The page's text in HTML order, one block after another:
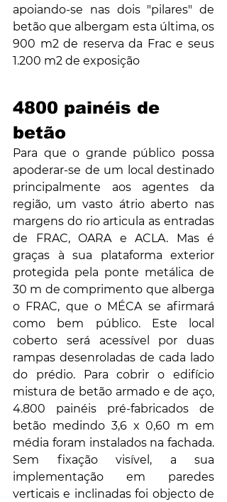
apoiando-se nas dois "pilares" de
betão que albergam esta última, os
900 m2 de reserva da Frac e seus
1.200 m2 de exposição
4800 painéis de
betão
Para que o grande público possa
apoderar-se de um local destinado
principalmente aos agentes da
região, um vasto átrio aberto nas
margens do rio articula as entradas
de FRAC, OARA e ACLA. Mas é
graças à sua plataforma exterior
protegida pela ponte metálica de
30 m de comprimento que alberga
o FRAC, que o MÉCA se afirmará
como bem público. Este local
coberto será acessível por duas
rampas desenroladas de cada lado
do prédio. Para cobrir o edifício
mistura de betão armado e de aço,
4.800 painéis pré-fabricados de
betão medindo 3,6 x 0,60 m em
média foram instalados na fachada.
Sem fixação visível, a sua
implementação em paredes
verticais e inclinadas foi objecto de